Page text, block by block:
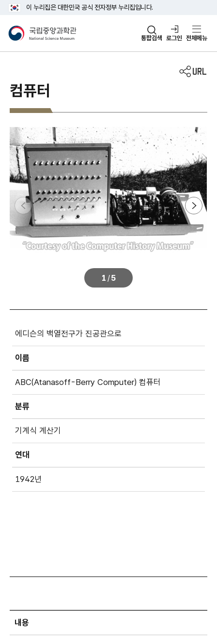
주메뉴 바로가기
본문 바로가기
이 누리집은 대한민국 공식 전자정부 누리집입니다.
국립중앙과학관 통합검색 로그인 전체메뉴
컴퓨터
1 /5
에디슨의 백열전구가 진공관으로
이름
ABC(Atanasoff-Berry Computer) 컴퓨터
분류
기계식 계산기
연대
1942년
내용